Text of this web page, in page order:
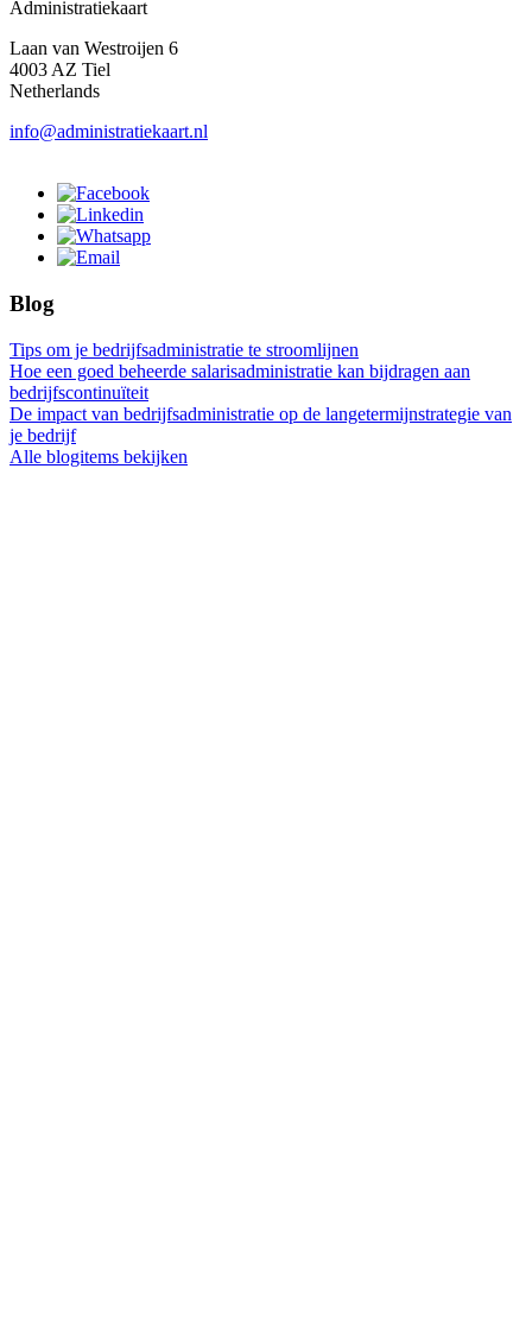
Administratiekaart
Laan van Westroijen 6
4003 AZ Tiel
Netherlands
info@administratiekaart.nl
Blog
Tips om je bedrijfsadministratie te stroomlijnen
Hoe een goed beheerde salarisadministratie kan bijdragen aan
bedrijfscontinuïteit
De impact van bedrijfsadministratie op de langetermijnstrategie van
je bedrijf
Alle blogitems bekijken